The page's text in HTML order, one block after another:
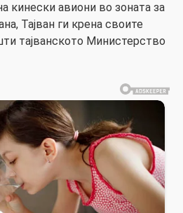
кинески авиони во зоната за
Тајван ги крена своите
тајванското Министерство